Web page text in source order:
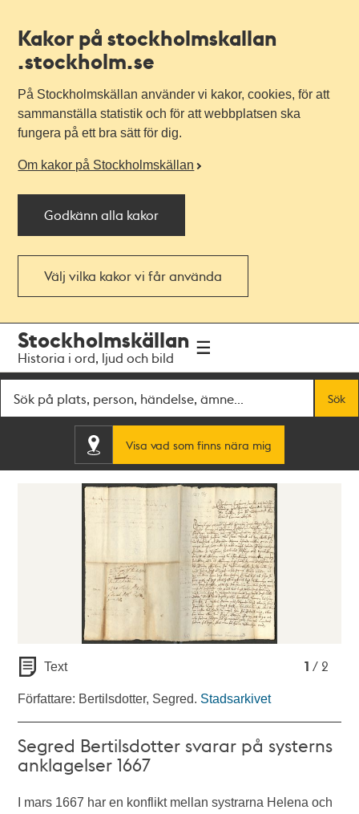
Kakor på stockholmskallan
.stockholm.se
På Stockholmskällan använder vi kakor, cookies, för att
sammanställa statistik och för att webbplatsen ska
fungera på ett bra sätt för dig.
Om kakor på Stockholmskällan
Godkänn alla kakor
Välj vilka kakor vi får använda
navigationen
huvudinnehållet
Stockholmskällan
Historia i ord, ljud och bild
Sök
Visa vad som finns nära mig
1 / 2
Text
Författare: Bertilsdotter, Segred. Stadsarkivet
Segred Bertilsdotter svarar på systerns
anklagelser 1667
I mars 1667 har en konflikt mellan systrarna Helena och